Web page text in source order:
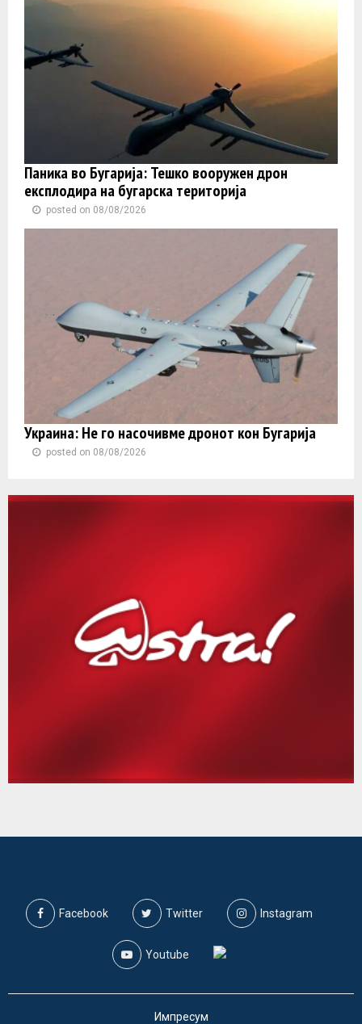
Паника во Бугарија: Тешко вооружен дрон
експлодира на бугарска територија
posted on 08/08/2026
Украина: Не го насочивме дронот кон Бугарија
posted on 08/08/2026
Facebook Twitter Instagram
Youtube
Импресум